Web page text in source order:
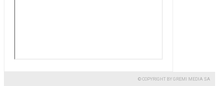
© COPYRIGHT BY GREMI MEDIA SA